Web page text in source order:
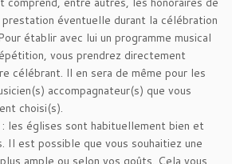
prestation éventuelle durant la célébration
établir avec lui un programme musical
vous prendrez directement
célébrant. ll en sera de même pour les
accompagnateur(s) que vous
choisi(s).
les églises sont habituellement bien et
Il est possible que vous souhaitiez une